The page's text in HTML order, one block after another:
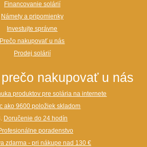
Financovanie solárií
Námety a pripomienky
Investujte správne
Prečo nakupovať u nás
Prodej solárií
nakupovať u nás
produktov pre solária na internete
ako 9600 položiek skladom
Doručenie do 24 hodín
poradenstvo
zdarma - pri nákupe nad 130 €